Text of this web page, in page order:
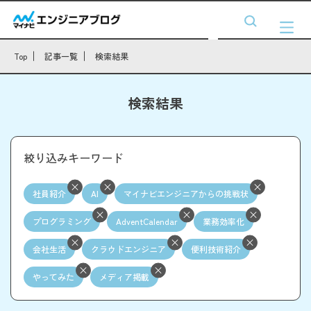
Top 記事一覧 検索結果
検索結果
絞り込みキーワード
社員紹介 AI マイナビエンジニアからの挑戦状
プログラミング AdventCalendar 業務効率化
会社生活 クラウドエンジニア 便利技術紹介
やってみた メディア掲載